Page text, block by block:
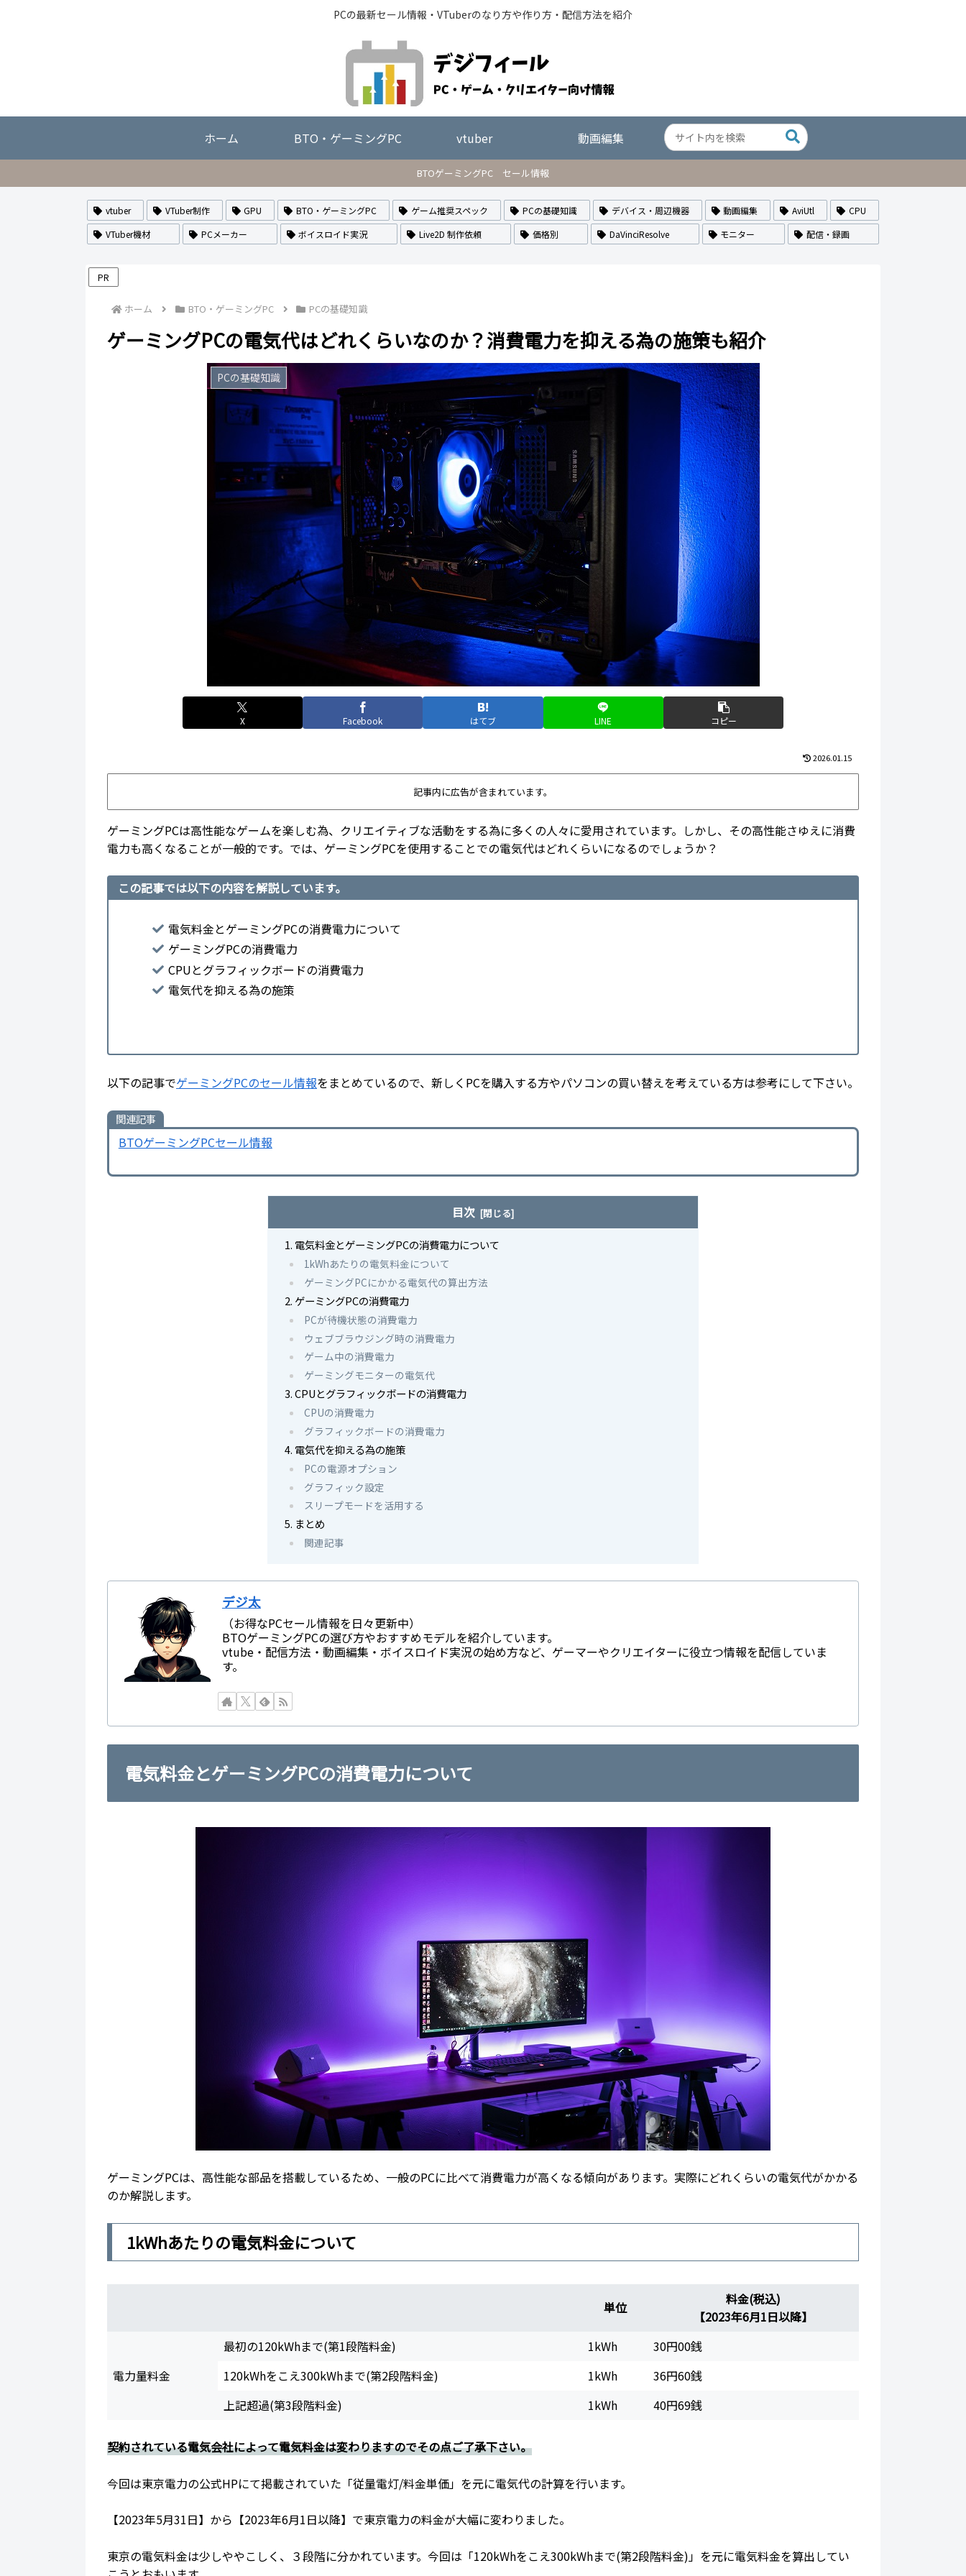
PCの最新セール情報・VTuberのなり方や作り方・配信方法を紹介
ホーム BTO・ゲーミングPC vtuber 動画編集
BTOゲーミングPC セール情報
vtuber VTuber制作 GPU BTO・ゲーミングPC ゲーム推奨スペック PCの基礎知識 デバイス・周辺機器 動画編集 AviUtl
CPU
VTuber機材
PCメーカー ボイスロイド実況 Live2D 制作依頼 価格別 DaVinciResolve モニター 配信・録画
PR
ホーム BTO・ゲーミングPC PCの基礎知識
ゲーミングPCの電気代はどれくらいなのか？消費電力を抑える為の施策も紹介
PCの基礎知識
X Facebook はてブ LINE コピー
2026.01.15
記事内に広告が含まれています。
ゲーミングPCは高性能なゲームを楽しむ為、クリエイティブな活動をする為に多くの人々に愛用されています。しかし、その高性能さゆえに消費
電力も高くなることが一般的です。では、ゲーミングPCを使用することでの電気代はどれくらいになるのでしょうか？
この記事では以下の内容を解説しています。
電気料金とゲーミングPCの消費電力について
ゲーミングPCの消費電力
CPUとグラフィックボードの消費電力
電気代を抑える為の施策
以下の記事でゲーミングPCのセール情報をまとめているので、新しくPCを購入する方やパソコンの買い替えを考えている方は参考にして下さい。
関連記事
BTOゲーミングPCセール情報
目次
電気料金とゲーミングPCの消費電力について
1kWhあたりの電気料金について
ゲーミングPCにかかる電気代の算出方法
ゲーミングPCの消費電力
PCが待機状態の消費電力
ウェブブラウジング時の消費電力
ゲーム中の消費電力
ゲーミングモニターの電気代
CPUとグラフィックボードの消費電力
CPUの消費電力
グラフィックボードの消費電力
電気代を抑える為の施策
PCの電源オプション
グラフィック設定
スリープモードを活用する
まとめ
関連記事
デジ太
（お得なPCセール情報を日々更新中）
BTOゲーミングPCの選び方やおすすめモデルを紹介しています。
vtube・配信方法・動画編集・ボイスロイド実況の始め方など、ゲーマーやクリエイターに役立つ情報を配信していま
す。
電気料金とゲーミングPCの消費電力について
ゲーミングPCは、高性能な部品を搭載しているため、一般のPCに比べて消費電力が高くなる傾向があります。実際にどれくらいの電気代がかかる
のか解説します。
1kWhあたりの電気料金について
単位
料金(税込)
【2023年6月1日以降】
電力量料金
最初の120kWhまで(第1段階料金) 1kWh
30円00銭
120kWhをこえ300kWhまで(第2段階料金)
1kWh
36円60銭
上記超過(第3段階料金)
1kWh 40円69銭
契約されている電気会社によって電気料金は変わりますのでその点ご了承下さい。
今回は東京電力の公式HPにて掲載されていた「従量電灯/料金単価」を元に電気代の計算を行います。
【2023年5月31日】から【2023年6月1日以降】で東京電力の料金が大幅に変わりました。
東京の電気料金は少しややこしく、３段階に分かれています。今回は「120kWhをこえ300kWhまで(第2段階料金)」を元に電気料金を算出してい